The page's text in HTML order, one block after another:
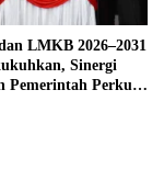
LMKB 2026–2031
Sinergi
Pemerintah Perkuat